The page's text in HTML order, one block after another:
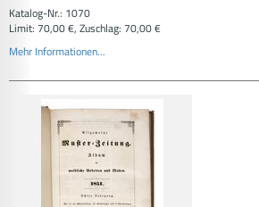
Katalog-Nr.: 1070
Limit: 70,00 €, Zuschlag: 70,00 €
Mehr Informationen...